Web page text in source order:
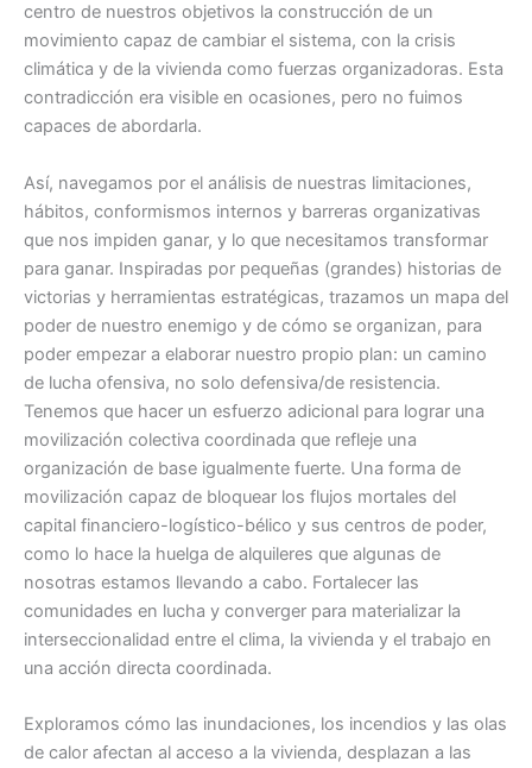
centro de nuestros objetivos la construcción de un
movimiento capaz de cambiar el sistema, con la crisis
climática y de la vivienda como fuerzas organizadoras. Esta
contradicción era visible en ocasiones, pero no fuimos
capaces de abordarla.
Así, navegamos por el análisis de nuestras limitaciones,
hábitos, conformismos internos y barreras organizativas
que nos impiden ganar, y lo que necesitamos transformar
para ganar. Inspiradas por pequeñas (grandes) historias de
victorias y herramientas estratégicas, trazamos un mapa del
poder de nuestro enemigo y de cómo se organizan, para
poder empezar a elaborar nuestro propio plan: un camino
de lucha ofensiva, no solo defensiva/de resistencia.
Tenemos que hacer un esfuerzo adicional para lograr una
movilización colectiva coordinada que refleje una
organización de base igualmente fuerte. Una forma de
movilización capaz de bloquear los flujos mortales del
capital financiero-logístico-bélico y sus centros de poder,
como lo hace la huelga de alquileres que algunas de
nosotras estamos llevando a cabo. Fortalecer las
comunidades en lucha y converger para materializar la
interseccionalidad entre el clima, la vivienda y el trabajo en
una acción directa coordinada.
Exploramos cómo las inundaciones, los incendios y las olas
de calor afectan al acceso a la vivienda, desplazan a las